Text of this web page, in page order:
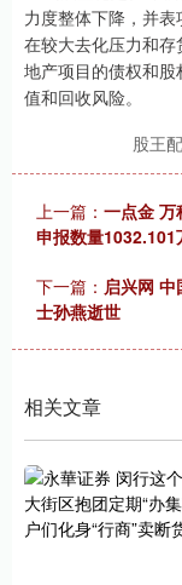
力度整体下降，并
在较大去化压力和
地产项目的债权和
值和回收风险。
股王
上一篇： 一点金 万
申报数量1032.101
下一篇： 启兴网
士孙燕逝世
相关文章